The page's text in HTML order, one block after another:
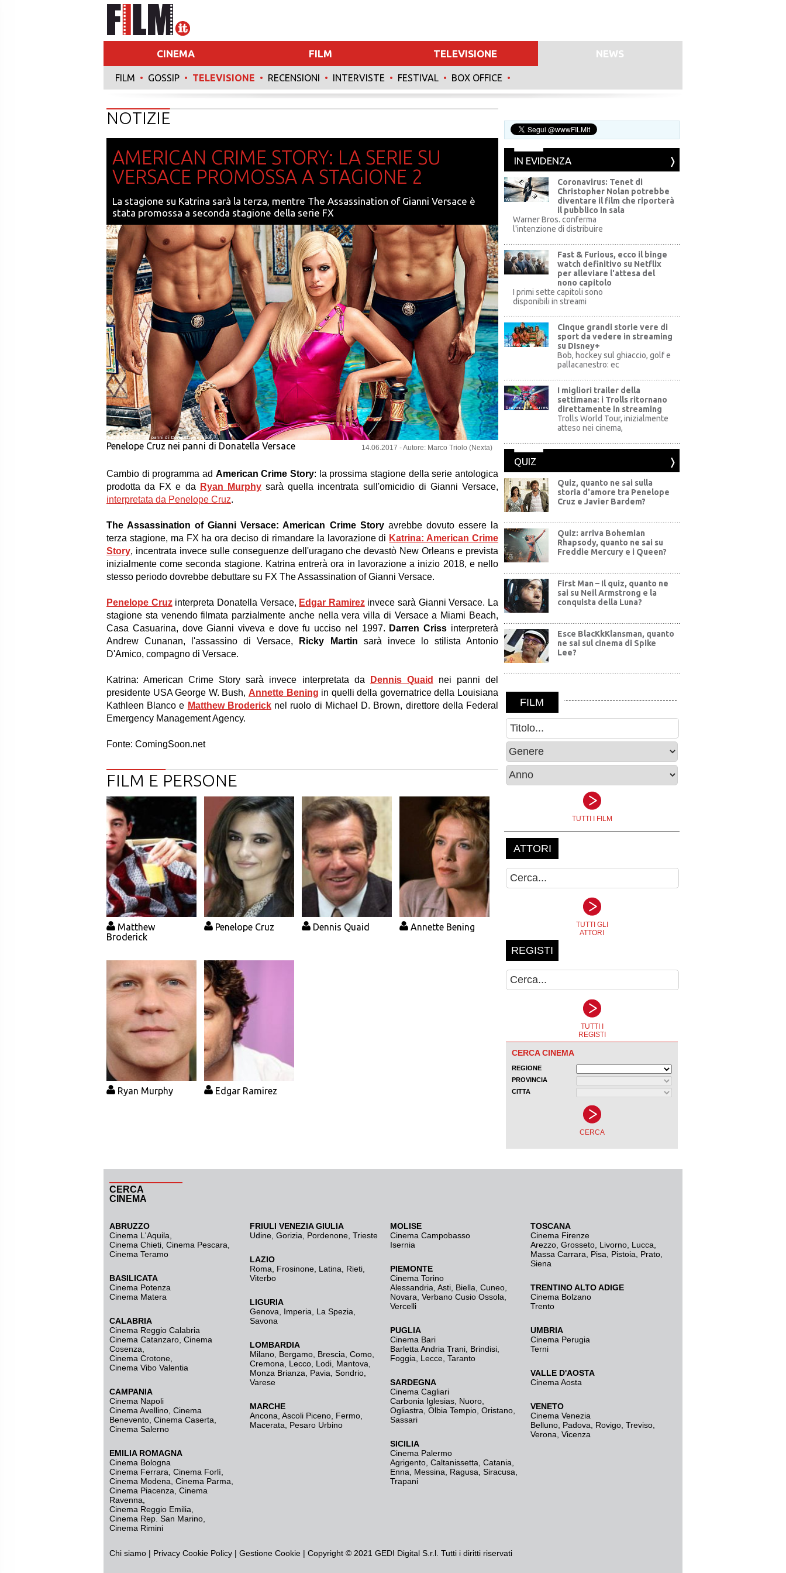
CINEMA FILM TELEVISIONE NEWS
RECENSIONI INTERVISTE SPECIALI
FILM • GOSSIP • TELEVISIONE • RECENSIONI • INTERVISTE • FESTIVAL • BOX OFFICE •
NOTIZIE
AMERICAN CRIME STORY: LA SERIE SU
VERSACE PROMOSSA A STAGIONE 2
La stagione su Katrina sarà la terza, mentre The Assassination of Gianni Versace è
stata promossa a seconda stagione della serie FX
Penelope Cruz nei panni di Donatella Versace
Penelope Cruz nei panni di Donatella Versace 14.06.2017 - Autore: Marco Triolo (Nexta)
Cambio di programma ad American Crime Story: la prossima stagione della serie antologica
prodotta da FX e da
Ryan Murphysarà quella incentrata sull'omicidio di Gianni Versace,
interpretata da Penelope Cruz.
The Assassination of Gianni Versace: American Crime Storyavrebbe dovuto essere la
terza stagione, ma FX ha ora deciso di rimandare la lavorazione di Katrina: American Crime
Story, incentrata invece sulle conseguenze dell'uragano che devastò New Orleans e prevista
inizialmente come seconda stagione. Katrina entrerà ora in lavorazione a inizio 2018, e nello
stesso periodo dovrebbe debuttare su FX The Assassination of Gianni Versace.
Penelope Cruzinterpreta Donatella Versace, Edgar Ramirezinvece sarà Gianni Versace. La
stagione sta venendo filmata parzialmente anche nella vera villa di Versace a Miami Beach,
Casa Casuarina, dove Gianni viveva e dove fu ucciso nel 1997. Darren Criss interpreterà
Andrew Cunanan, l'assassino di Versace,
Ricky Martin sarà invece lo stilista Antonio
D'Amico, compagno di Versace.
Katrina: American Crime Story sarà invece interpretata da Dennis Quaid
nei panni del
presidente USA George W. Bush, Annette Bening in quelli della governatrice della Louisiana
Kathleen Blanco e Matthew Brodericknel ruolo di Michael D. Brown, direttore della Federal
Emergency Management Agency.
Fonte: ComingSoon.net
FILM E PERSONE
Matthew
Broderick
Penelope Cruz Dennis Quaid Annette Bening
Ryan Murphy Edgar Ramirez
IN EVIDENZA
WB
Coronavirus: Tenet di
Christopher Nolan potrebbe
diventare il film che riporterà
il pubblico in sala
Warner Bros. conferma
l'intenzione di distribuire
Fast & Furious, ecco il binge
watch definitivo su Netflix
per alleviare l'attesa del
nono capitolo
I primi sette capitoli sono
disponibili in streami
Disney+
Cinque grandi storie vere di
sport da vedere in streaming
su DIsney+
Bob, hockey sul ghiaccio, golf e
pallacanestro: ec
Universal Pictures
I migliori trailer della
settimana: i Trolls ritornano
direttamente in streaming
Trolls World Tour, inizialmente
atteso nei cinema,
QUIZ
Quiz, quanto ne sai sulla
storia d'amore tra Penelope
Cruz e Javier Bardem?
Quiz: arriva Bohemian
Rhapsody, quanto ne sai su
Freddie Mercury e i Queen?
First Man – Il quiz, quanto ne
sai su Neil Armstrong e la
conquista della Luna?
Esce BlacKkKlansman, quanto
ne sai sul cinema di Spike
Lee?
CERCA
CINEMA
ABRUZZO
Cinema L'Aquila
Cinema Chieti, Cinema Pescara,
Cinema Teramo
BASILICATA
Cinema Potenza
Cinema Matera
CALABRIA
Cinema Reggio Calabria
Cinema Catanzaro Cinema
Cosenza
Cinema Crotone
Cinema Vibo Valentia
CAMPANIA
Cinema Napoli
Cinema Avellino Cinema
Benevento Cinema Caserta
Cinema Salerno
EMILIA ROMAGNA
Cinema Bologna
Cinema Ferrara Cinema Forlì
Cinema Modena Cinema Parma
Cinema Piacenza Cinema
Ravenna
Cinema Reggio Emilia
Cinema Rep. San Marino
Cinema Rimini
FRIULI VENEZIA GIULIA
Udine Gorizia Pordenone Trieste
LAZIO
Roma
Frosinone Latina Rieti
Viterbo
LIGURIA
Genova
Imperia La Spezia
Savona
LOMBARDIA
Milano Bergamo Brescia, Como
Cremona
Lecco Lodi Mantova
Monza Brianza
Pavia Sondrio
Varese
MARCHE
Ancona Ascoli Piceno Fermo
Macerata
Pesaro Urbino
MOLISE
Cinema Campobasso
Isernia
PIEMONTE
Cinema Torino
Alessandria Asti Biella Cuneo
Novara Verbano Cusio Ossola
Vercelli
PUGLIA
Cinema Bari
Barletta Andria Trani Brindisi
Foggia
Lecce Taranto
SARDEGNA
Cinema Cagliari
Carbonia Iglesias Nuoro
Ogliastra Olbia Tempio Oristano
Sassari
SICILIA
Cinema Palermo
Agrigento Caltanissetta Catania
Enna
Messina Ragusa Siracusa
Trapani
TOSCANA
Cinema Firenze
Arezzo Grosseto Livorno Lucca
Massa Carrara
Pisa Pistoia Prato
Siena
TRENTINO ALTO ADIGE
Cinema Bolzano
Trento
UMBRIA
Cinema Perugia
Terni
VALLE D'AOSTA
Cinema Aosta
VENETO
Cinema Venezia
Belluno Padova Rovigo Treviso
Verona Vicenza
Chi siamo | Privacy Cookie Policy | Gestione Cookie | Copyright © 2021 GEDI Digital S.r.l. Tutti i diritti riservati